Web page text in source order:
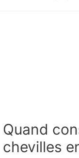
Quand
chevilles